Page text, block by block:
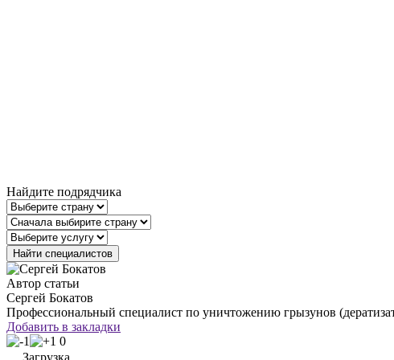
Найдите подрядчика
Автор статьи
Сергей Бокатов
Профессиональный специалист по уничтожению грызунов
Добавить в закладки
0
Загрузка...